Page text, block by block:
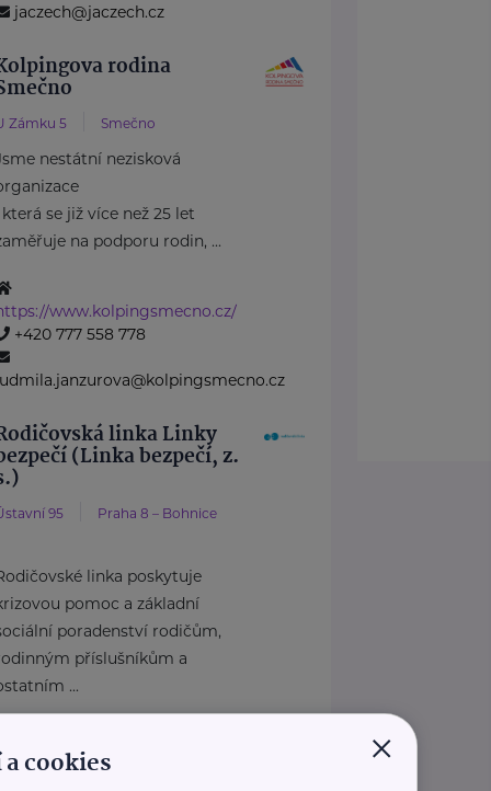
jaczech@jaczech.cz
rodina
Zámku 5 Smečno
nestátní nezisková
která se již více než 25 let
na podporu rodin, ...
www.kolpingsmecno.cz/
+420 777 558 778
linka Linky
(Linka bezpečí, z.
95 Praha 8 – Bohnice
linka poskytuje
pomoc a základní
poradenství rodičům,
příslušníkům a
...
www.rodicovskalinka.cz/
×
cookies